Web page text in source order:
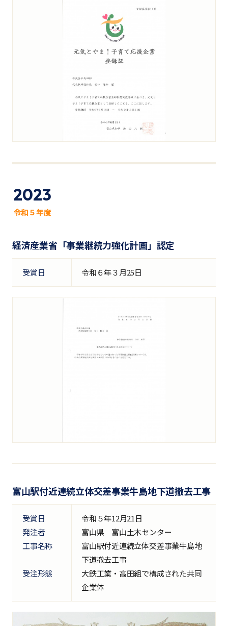
2023
令和５年度
経済産業省「事業継続力強化計画」認定
受賞日 令和６年３月25日
富山駅付近連続立体交差事業牛島地下道撤去工事
受賞日
令和５年12月21日
発注者
富山県 富山土木センター
工事名称
富山駅付近連続立体交差事業牛島地
下道撤去工事
受注形態
大鉄工業・高田組で構成された共同
企業体